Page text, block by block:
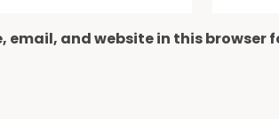
email, and website in this browser